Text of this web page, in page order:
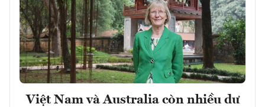
Việt Nam và Australia còn nhiều dư